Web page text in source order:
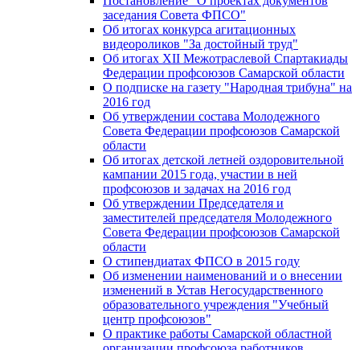
заседания Совета ФПСО"
Об итогах конкурса агитационных
видеороликов "За достойный труд"
Об итогах XII Межотраслевой Спартакиады
Федерации профсоюзов Самарской области
О подписке на газету "Народная трибуна" на
2016 год
Об утверждении состава Молодежного
Совета Федерации профсоюзов Самарской
области
Об итогах детской летней оздоровительной
кампании 2015 года, участии в ней
профсоюзов и задачах на 2016 год
Об утверждении Председателя и
заместителей председателя Молодежного
Совета Федерации профсоюзов Самарской
области
О стипендиатах ФПСО в 2015 году
Об изменении наименований и о внесении
изменений в Устав Негосударственного
образовательного учреждения "Учебный
центр профсоюзов"
О практике работы Самарской областной